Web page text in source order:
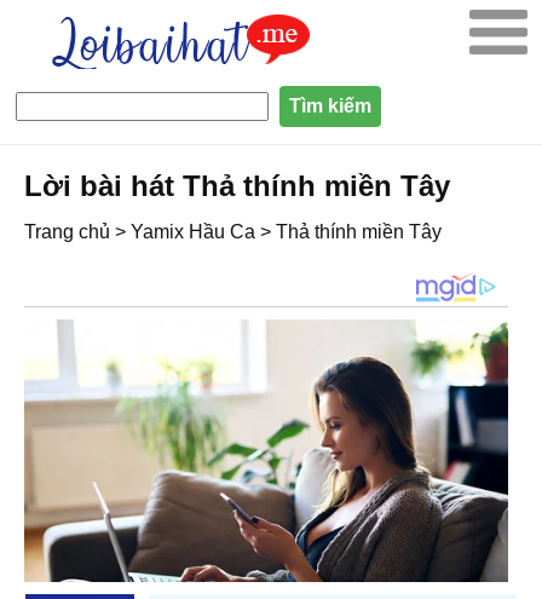
Lời bài hát Thả thính miền Tây
Trang chủ > Yamix Hầu Ca > Thả thính miền Tây